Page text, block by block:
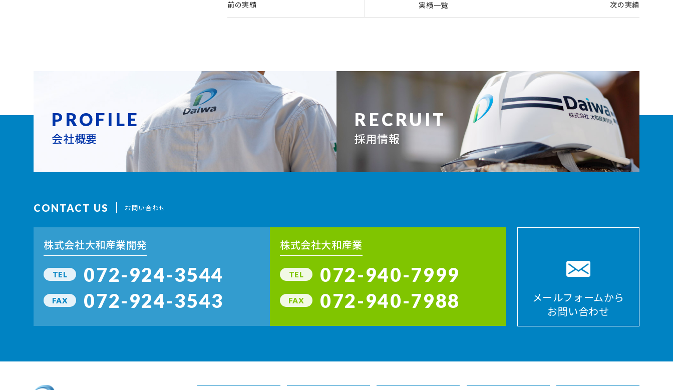
前の実績 実績一覧 次の実績
PROFILE
会社概要
RECRUIT
採用情報
CONTACT US お問い合わせ
株式会社大和産業開発
TEL 072-924-3544
FAX 072-924-3543
株式会社大和産業
TEL 072-940-7999
FAX 072-940-7988
メールフォームから
お問い合わせ